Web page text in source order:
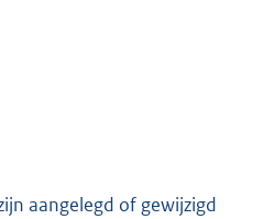
aangelegd of gewijzigd